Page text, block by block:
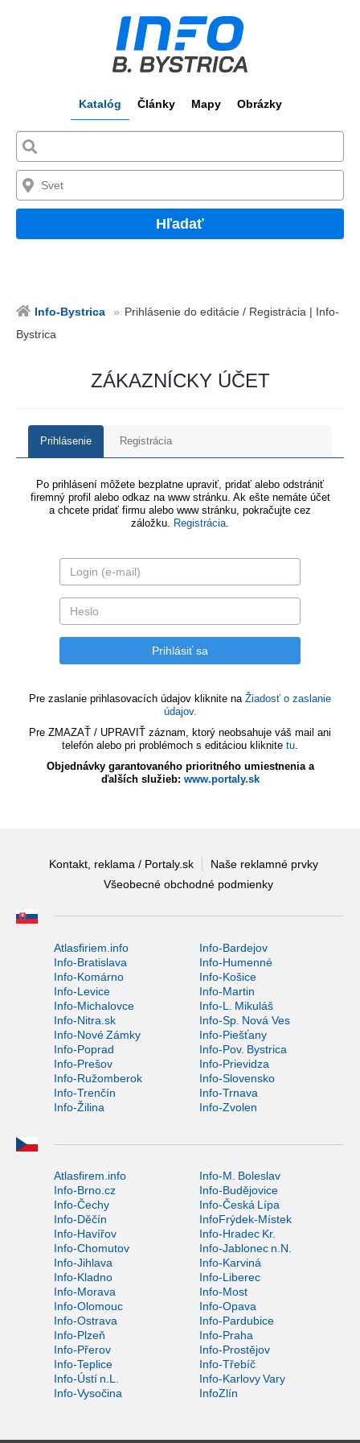
Katalóg Články Mapy Obrázky
Hľadať
Info-Bystrica
Prihlásenie do editácie / Registrácia | Info-
Bystrica
ZÁKAZNÍCKY ÚČET
Prihlásenie Registrácia
Po prihlásení môžete bezplatne upraviť, pridať alebo odstrániť
firemný profil alebo odkaz na www stránku. Ak ešte nemáte účet
a chcete pridať firmu alebo www stránku, pokračujte cez
záložku. Registrácia.
Pre zaslanie prihlasovacích údajov kliknite na Žiadosť o zaslanie
údajov.
Pre ZMAZAŤ / UPRAVIŤ záznam, ktorý neobsahuje váš mail ani
telefón alebo pri problémoch s editáciou kliknite tu.
Objednávky garantovaného prioritného umiestnenia a
ďalších služieb: www.portaly.sk
Kontakt, reklama / Portaly.sk
Naše reklamné prvky
Všeobecné obchodné podmienky
Atlasfiriem.info
Info-Bardejov
Info-Bratislava
Info-Humenné
Info-Komárno
Info-Košice
Info-Levice
Info-Martin
Info-Michalovce
Info-L. Mikuláš
Info-Nitra.sk
Info-Sp. Nová Ves
Info-Nové Zámky
Info-Piešťany
Info-Poprad
Info-Pov. Bystrica
Info-Prešov
Info-Prievidza
Info-Ružomberok
Info-Slovensko
Info-Trenčín
Info-Trnava
Info-Žilina
Info-Zvolen
Atlasfirem.info
Info-M. Boleslav
Info-Brno.cz
Info-Budějovice
Info-Čechy
Info-Česká Lípa
Info-Děčín
InfoFrýdek-Místek
Info-Havířov
Info-Hradec Kr.
Info-Chomutov
Info-Jablonec n.N.
Info-Jihlava
Info-Karviná
Info-Kladno
Info-Liberec
Info-Morava
Info-Most
Info-Olomouc
Info-Opava
Info-Ostrava
Info-Pardubice
Info-Plzeň
Info-Praha
Info-Přerov
Info-Prostějov
Info-Teplice
Info-Třebíč
Info-Ústí n.L.
Info-Karlovy Vary
Info-Vysočina
InfoZlín